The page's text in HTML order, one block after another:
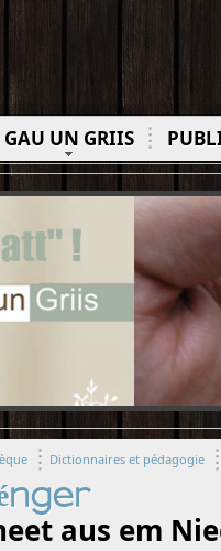
GAU UN GRIIS
Dictionnaires et pédagogie
aus em